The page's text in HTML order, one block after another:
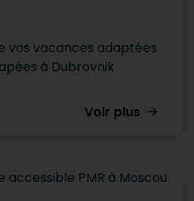
vos vacances adaptées
à Dubrovnik
Voir plus